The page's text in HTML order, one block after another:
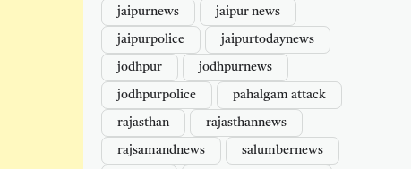
jaipurnews jaipur news
jaipurpolice jaipurtodaynews
jodhpur jodhpurnews
jodhpurpolice pahalgam attack
rajasthan rajasthannews
rajsamandnews salumbernews